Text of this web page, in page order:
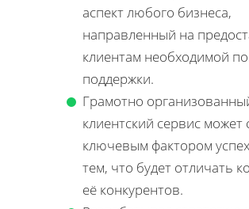
аспект любого бизнеса,
направленный на
клиентам необходимой
поддержки.
Грамотно
клиентский сервис может
ключевым фактором
тем, что будет отличать
её конкурентов.